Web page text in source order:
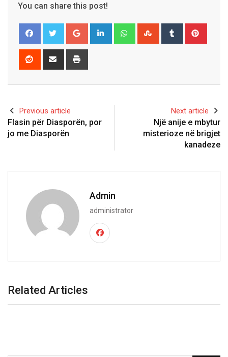
You can share this post!
Google+ LinkedIn WhatsappStumbleUpon
Tumblr
Reddit
Share
Previous article
Flasin për Diasporën, por
jo me Diasporën
Next article
Një anije e mbytur
misterioze në brigjet
kanadeze
Admin
administrator
Related Articles